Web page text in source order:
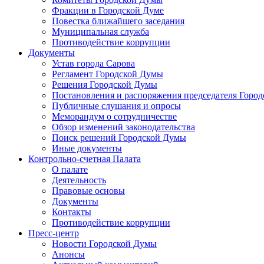
Фракции в Городской Думе
Повестка ближайшего заседания
Муниципальная служба
Противодействие коррупции
Документы
Устав города Сарова
Регламент Городской Думы
Решения Городской Думы
Постановления и распоряжения председателя
Публичные слушания и опросы
Меморандум о сотрудничестве
Обзор изменений законодательства
Поиск решений Городской Думы
Иные документы
Контрольно-счетная Палата
О палате
Деятельность
Правовые основы
Документы
Контакты
Противодействие коррупции
Пресс-центр
Новости Городской Думы
Анонсы